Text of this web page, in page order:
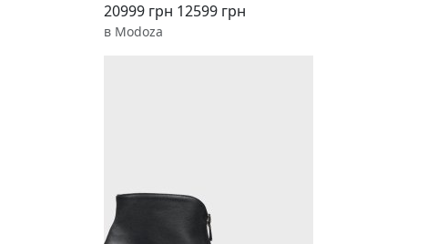
20999 грн 12599 грн
в Modoza